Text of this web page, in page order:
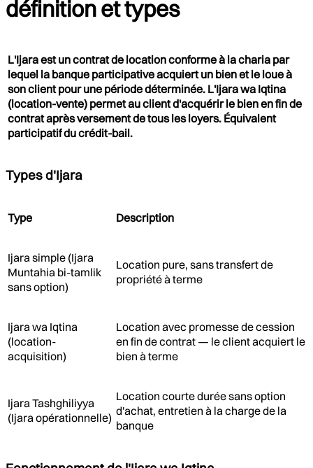
définition et types
L'Ijara est un contrat de location conforme à la charia par
lequel la banque participative acquiert un bien et le loue à
son client pour une période déterminée. L'Ijara wa Iqtina
(location-vente) permet au client d'acquérir le bien en fin de
contrat après versement de tous les loyers. Équivalent
participatif du crédit-bail.
Types d'Ijara
Type Description
Ijara simple (Ijara
Muntahia bi-tamlik
sans option)
Location pure, sans transfert de
propriété à terme
Ijara wa Iqtina
(location-
acquisition)
Location avec promesse de cession
en fin de contrat — le client acquiert le
bien à terme
Ijara Tashghiliyya
(Ijara opérationnelle)
Location courte durée sans option
d'achat, entretien à la charge de la
banque